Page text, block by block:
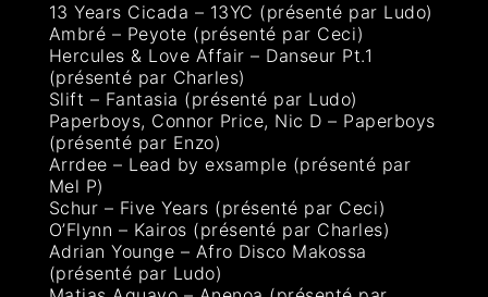
13 Years Cicada – 13YC (présenté par Ludo)
Ambré – Peyote (présenté par Ceci)
Hercules & Love Affair – Danseur Pt.1
(présenté par Charles)
Slift – Fantasia (présenté par Ludo)
Paperboys, Connor Price, Nic D – Paperboys
(présenté par Enzo)
Arrdee – Lead by exsample (présenté par
Mel P)
Schur – Five Years (présenté par Ceci)
O’Flynn – Kairos (présenté par Charles)
Adrian Younge – Afro Disco Makossa
(présenté par Ludo)